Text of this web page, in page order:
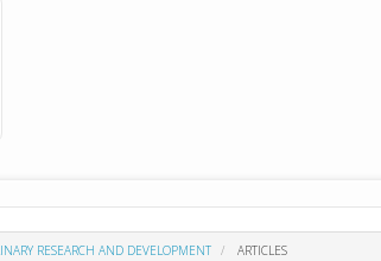
RESEARCH AND DEVELOPMENT ARTICLES